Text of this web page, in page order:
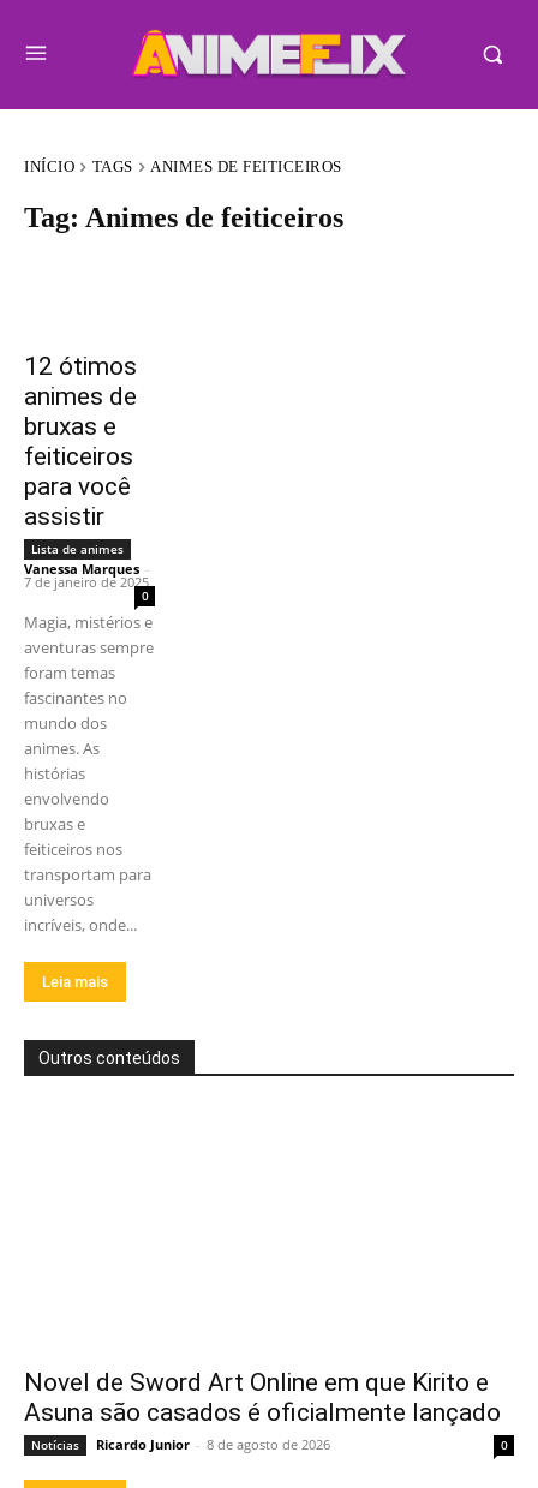
INÍCIO TAGS ANIMES DE FEITICEIROS
Tag: Animes de feiticeiros
12 ótimos
animes de
bruxas e
feiticeiros
para você
assistir
Lista de animes
Vanessa Marques -
7 de janeiro de 2025
0
Magia, mistérios e
aventuras sempre
foram temas
fascinantes no
mundo dos
animes. As
histórias
envolvendo
bruxas e
feiticeiros nos
transportam para
universos
incríveis, onde...
Leia mais
Outros conteúdos
Novel de Sword Art Online em que Kirito e
Asuna são casados é oficialmente lançado
Notícias Ricardo Junior - 8 de agosto de 2026 0